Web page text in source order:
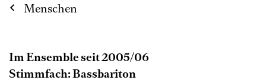
Menschen
Im Ensemble seit 2005/06
Stimmfach: Bassbariton